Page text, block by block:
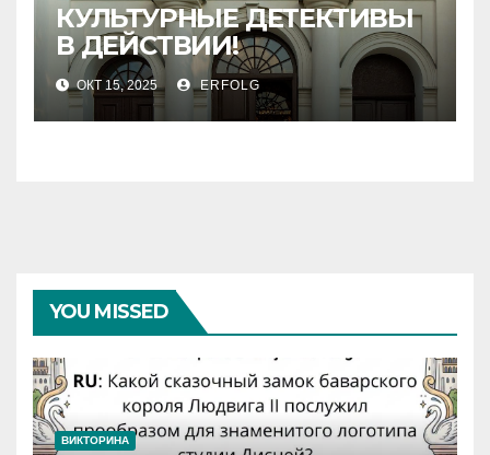
КУЛЬТУРНЫЕ ДЕТЕКТИВЫ
В ДЕЙСТВИИ!
ОКТ 15, 2025 ERFOLG
YOU MISSED
ВИКТОРИНА